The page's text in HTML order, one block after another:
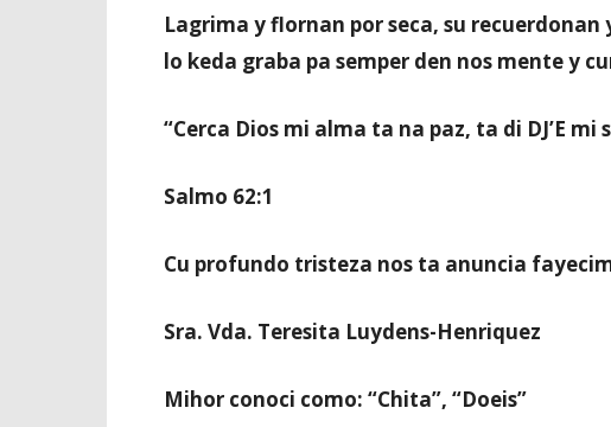
Lagrima y flornan por seca, su
lo keda graba pa semper den nos mente y
“Cerca Dios mi alma ta na paz, ta di DJ’E mi
Salmo 62:1
Cu profundo tristeza nos ta anuncia
Sra. Vda. Teresita Luydens-Henriquez
Mihor conoci como: “Chita”, “Doeis”